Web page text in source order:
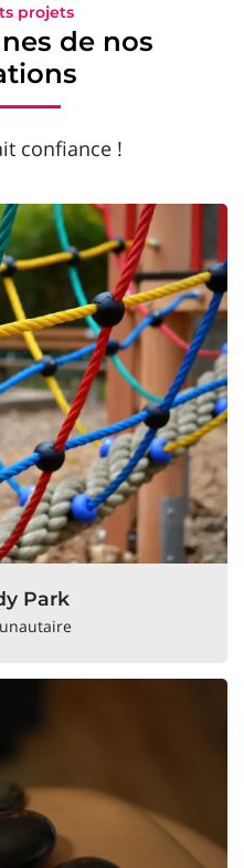
projets
de nos
confiance !
Park